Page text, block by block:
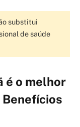
substitui
de saúde
é o melhor